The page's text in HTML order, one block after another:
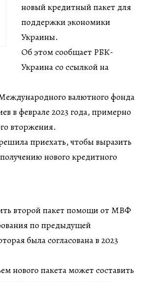
новый кредитный пакет для
поддержки экономики
Украины.
Об этом сообщает РБК-
Украина со ссылкой на
валютного фонда
в феврале 2023 года, примерно
вторжения.
приехать, чтобы выразить
нового кредитного
второй пакет помощи от МВФ
по предыдущей
была согласована в 2023
нового пакета может составить